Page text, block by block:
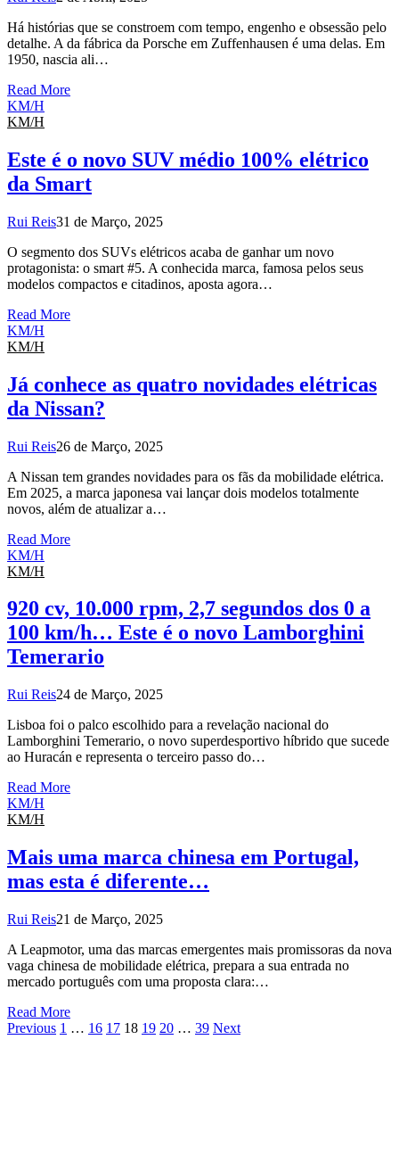
Há histórias que se constroem com tempo, engenho e obsessão pelo
detalhe. A da fábrica da Porsche em Zuffenhausen é uma delas. Em
1950, nascia ali…
Read More
KM/H
KM/H
Este é o novo SUV médio 100% elétrico
da Smart
Rui Reis31 de Março, 2025
O segmento dos SUVs elétricos acaba de ganhar um novo
protagonista: o smart #5. A conhecida marca, famosa pelos seus
modelos compactos e citadinos, aposta agora…
Read More
KM/H
KM/H
Já conhece as quatro novidades elétricas
da Nissan?
Rui Reis26 de Março, 2025
A Nissan tem grandes novidades para os fãs da mobilidade elétrica.
Em 2025, a marca japonesa vai lançar dois modelos totalmente
novos, além de atualizar a…
Read More
KM/H
KM/H
920 cv, 10.000 rpm, 2,7 segundos dos 0 a
100 km/h… Este é o novo Lamborghini
Temerario
Rui Reis24 de Março, 2025
Lisboa foi o palco escolhido para a revelação nacional do
Lamborghini Temerario, o novo superdesportivo híbrido que sucede
ao Huracán e representa o terceiro passo do…
Read More
KM/H
KM/H
Mais uma marca chinesa em Portugal,
mas esta é diferente…
Rui Reis21 de Março, 2025
A Leapmotor, uma das marcas emergentes mais promissoras da nova
vaga chinesa de mobilidade elétrica, prepara a sua entrada no
mercado português com uma proposta clara:…
Read More
Previous 1 … 16 17 18 19 20 … 39 Next